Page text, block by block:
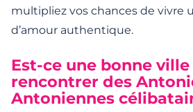
multipliez vos chances de vivre
d’amour authentique.
Est-ce une bonne
rencontrer des
Antoniennes